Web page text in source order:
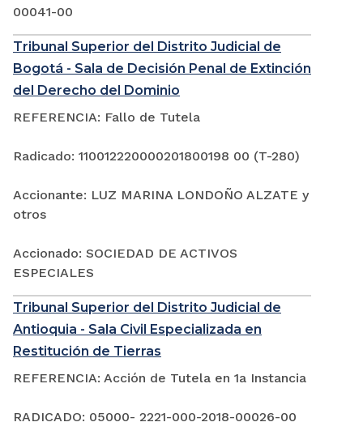
00041-00
Tribunal Superior del Distrito Judicial de
Bogotá - Sala de Decisión Penal de Extinción
del Derecho del Dominio
REFERENCIA: Fallo de Tutela
Radicado: 110012220000201800198 00 (T-280)
Accionante: LUZ MARINA LONDOÑO ALZATE y
otros
Accionado: SOCIEDAD DE ACTIVOS
ESPECIALES
Tribunal Superior del Distrito Judicial de
Antioquia - Sala Civil Especializada en
Restitución de Tierras
REFERENCIA: Acción de Tutela en 1a Instancia
RADICADO: 05000- 2221-000-2018-00026-00